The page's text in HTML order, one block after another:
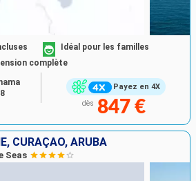
Payez en 4X
Idéal pour les familles
complète
dès 847 €
CURAÇAO, ARUBA
Seas